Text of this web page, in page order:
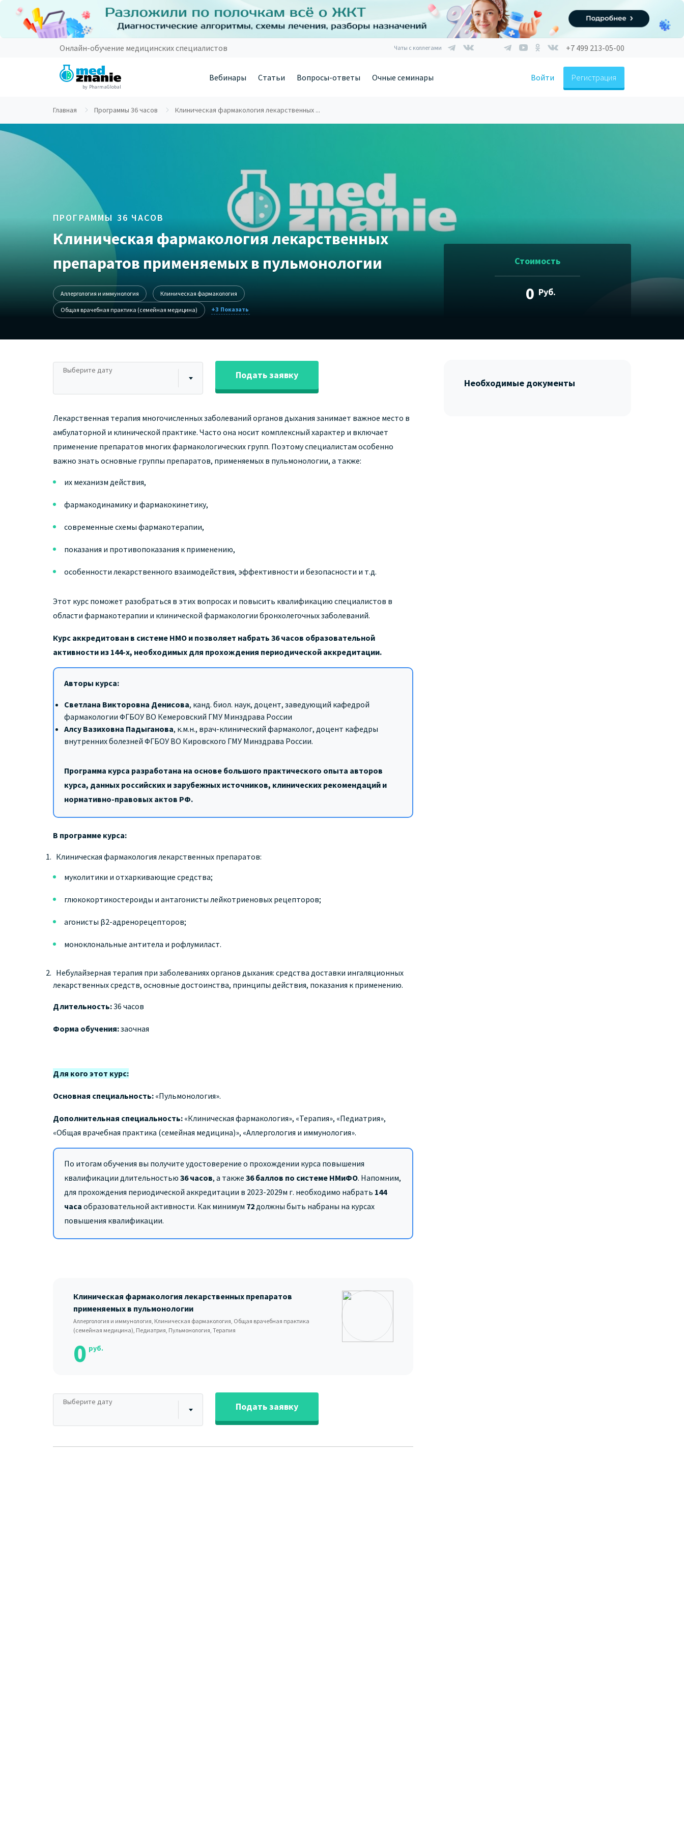
Онлайн-обучение медицинских специалистов Чаты с коллегами +7 499 213-05-00
by PharmaGlobal
Вебинары Статьи Вопросы-ответы Очные семинары Войти Регистрация
Главная Программы 36 часов Клиническая фармакология лекарственных ...
ПРОГРАММЫ 36 ЧАСОВ
Клиническая фармакология лекарственных
препаратов применяемых в пульмонологии
Аллергология и иммунология Клиническая фармакология
Общая врачебная практика (семейная медицина) +3
Стоимость
0 Руб.
Выберите дату Подать заявку
Лекарственная терапия многочисленных заболеваний органов дыхания занимает важное место в
амбулаторной и клинической практике. Часто она носит комплексный характер и включает
применение препаратов многих фармакологических групп. Поэтому специалистам особенно
важно знать основные группы препаратов, применяемых в пульмонологии, а также:
их механизм действия,
фармакодинамику и фармакокинетику,
современные схемы фармакотерапии,
показания и противопоказания к применению,
особенности лекарственного взаимодействия, эффективности и безопасности и т.д.
Этот курс поможет разобраться в этих вопросах и повысить квалификацию специалистов в
области фармакотерапии и клинической фармакологии бронхолегочных заболеваний.
Курс аккредитован в системе НМО и позволяет набрать 36 часов образовательной
активности из 144-х, необходимых для прохождения периодической аккредитации.
Авторы курса:
Светлана Викторовна Денисова, канд. биол. наук, доцент, заведующий кафедрой
фармакологии ФГБОУ ВО Кемеровский ГМУ Минздрава России
Алсу Вазиховна Падыганова, к.м.н., врач-клинический фармаколог, доцент кафедры
внутренних болезней ФГБОУ ВО Кировского ГМУ Минздрава России.
Программа курса разработана на основе большого практического опыта авторов
курса, данных российских и зарубежных источников, клинических рекомендаций и
нормативно-правовых актов РФ.
В программе курса:
Клиническая фармакология лекарственных препаратов:
муколитики и отхаркивающие средства;
глюкокортикостероиды и антагонисты лейкотриеновых рецепторов;
агонисты β2-адренорецепторов;
моноклональные антитела и рофлумиласт.
Небулайзерная терапия при заболеваниях органов дыхания: средства доставки ингаляционных
лекарственных средств, основные достоинства, принципы действия, показания к применению.
Длительность:36 часов
Форма обучения:заочная
Для кого этот курс:
Основная специальность: «Пульмонология».
Дополнительная специальность: «Клиническая фармакология», «Терапия», «Педиатрия»,
«Общая врачебная практика (семейная медицина)», «Аллергология и иммунология».
По итогам обучения вы получите удостоверение о прохождении курса повышения
квалификации длительностью 36 часов, а также 36 баллов по системе НМиФО. Напомним,
для прохождения периодической аккредитации в 2023-2029м г. необходимо набрать 144
часа образовательной активности. Как минимум 72 должны быть набраны на курсах
повышения квалификации.
Клиническая фармакология лекарственных препаратов
применяемых в пульмонологии
Аллергология и иммунология, Клиническая фармакология, Общая врачебная практика
(семейная медицина), Педиатрия, Пульмонология, Терапия
0 руб.
Выберите дату Подать заявку
Необходимые документы